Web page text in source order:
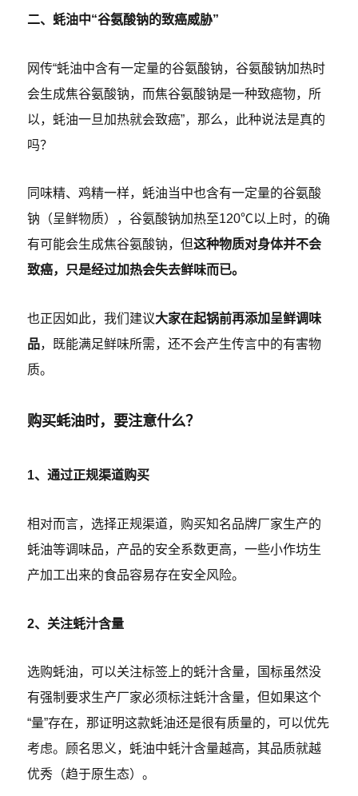
二、蚝油中“谷氨酸钠的致癌威胁”
网传“蚝油中含有一定量的谷氨酸钠，谷氨酸钠加热时
会生成焦谷氨酸钠，而焦谷氨酸钠是一种致癌物，所
以，蚝油一旦加热就会致癌”，那么，此种说法是真的
吗？
同味精、鸡精一样，蚝油当中也含有一定量的谷氨酸
钠（呈鲜物质），谷氨酸钠加热至120℃以上时，的确
有可能会生成焦谷氨酸钠，但这种物质对身体并不会
致癌，只是经过加热会失去鲜味而已。
也正因如此，我们建议大家在起锅前再添加呈鲜调味
品，既能满足鲜味所需，还不会产生传言中的有害物
质。
购买蚝油时，要注意什么？
1、通过正规渠道购买
相对而言，选择正规渠道，购买知名品牌厂家生产的
蚝油等调味品，产品的安全系数更高，一些小作坊生
产加工出来的食品容易存在安全风险。
2、关注蚝汁含量
选购蚝油，可以关注标签上的蚝汁含量，国标虽然没
有强制要求生产厂家必须标注蚝汁含量，但如果这个
“量”存在，那证明这款蚝油还是很有质量的，可以优先
考虑。顾名思义，蚝油中蚝汁含量越高，其品质就越
优秀（趋于原生态）。